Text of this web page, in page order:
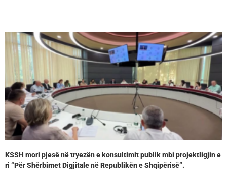
KSSH mori pjesë në tryezën e konsultimit publik mbi projektligjin e
ri “Për Shërbimet Digjitale në Republikën e Shqipërisë”.